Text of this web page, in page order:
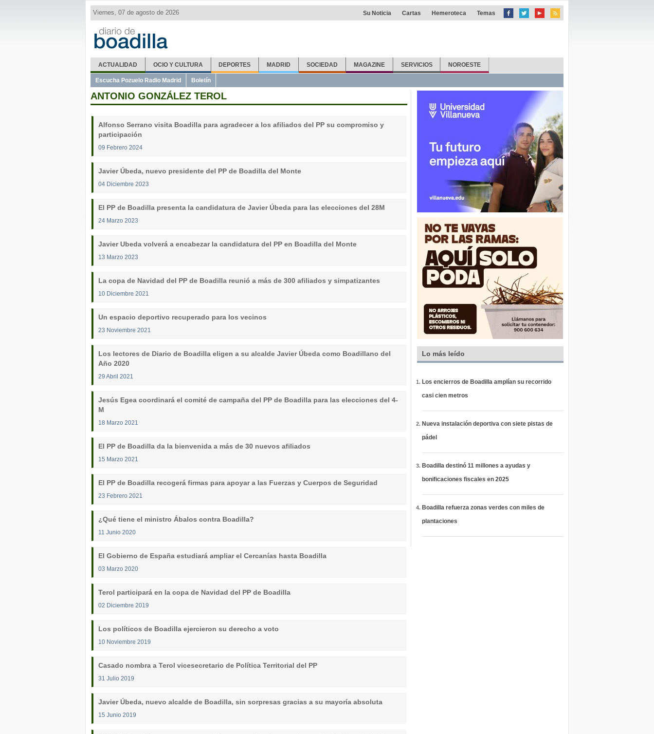
Viernes, 07 de agosto de 2026 Su Noticia Cartas Hemeroteca Temas
ACTUALIDAD OCIO Y CULTURA DEPORTES MADRID SOCIEDAD MAGAZINE SERVICIOS NOROESTE
Escucha Pozuelo Radio Madrid Boletín
ANTONIO GONZÁLEZ TEROL
Alfonso Serrano visita Boadilla para agradecer a los afiliados del PP su compromiso y
participación
09 Febrero 2024
Javier Úbeda, nuevo presidente del PP de Boadilla del Monte
04 Diciembre 2023
El PP de Boadilla presenta la candidatura de Javier Úbeda para las elecciones del 28M
24 Marzo 2023
Javier Ubeda volverá a encabezar la candidatura del PP en Boadilla del Monte
13 Marzo 2023
La copa de Navidad del PP de Boadilla reunió a más de 300 afiliados y simpatizantes
10 Diciembre 2021
Un espacio deportivo recuperado para los vecinos
23 Noviembre 2021
Los lectores de Diario de Boadilla eligen a su alcalde Javier Úbeda como Boadillano del
Año 2020
29 Abril 2021
Jesús Egea coordinará el comité de campaña del PP de Boadilla para las elecciones del 4-
M
18 Marzo 2021
El PP de Boadilla da la bienvenida a más de 30 nuevos afiliados
15 Marzo 2021
El PP de Boadilla recogerá firmas para apoyar a las Fuerzas y Cuerpos de Seguridad
23 Febrero 2021
¿Qué tiene el ministro Ábalos contra Boadilla?
11 Junio 2020
El Gobierno de España estudiará ampliar el Cercanías hasta Boadilla
03 Marzo 2020
Terol participará en la copa de Navidad del PP de Boadilla
02 Diciembre 2019
Los políticos de Boadilla ejercieron su derecho a voto
10 Noviembre 2019
Casado nombra a Terol vicesecretario de Política Territorial del PP
31 Julio 2019
Javier Úbeda, nuevo alcalde de Boadilla, sin sorpresas gracias a su mayoría absoluta
15 Junio 2019
Lo más leído
Los encierros de Boadilla amplían su recorrido
casi cien metros
Nueva instalación deportiva con siete pistas de
pádel
Boadilla destinó 11 millones a ayudas y
bonificaciones fiscales en 2025
Boadilla refuerza zonas verdes con miles de
plantaciones